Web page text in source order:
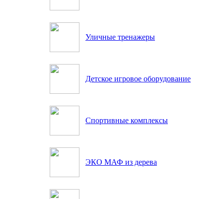
Уличные тренажеры
Детское игровое оборудование
Спортивные комплексы
ЭКО МАФ из дерева